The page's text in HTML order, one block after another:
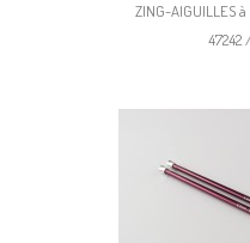
ZING-AIGUILLES
47242